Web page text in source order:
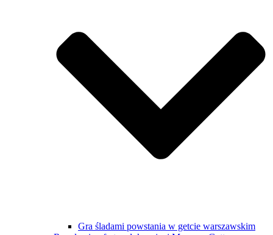
Gra śladami powstania w getcie warszawskim